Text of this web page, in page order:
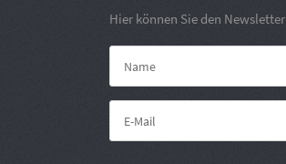
Hier können Sie den